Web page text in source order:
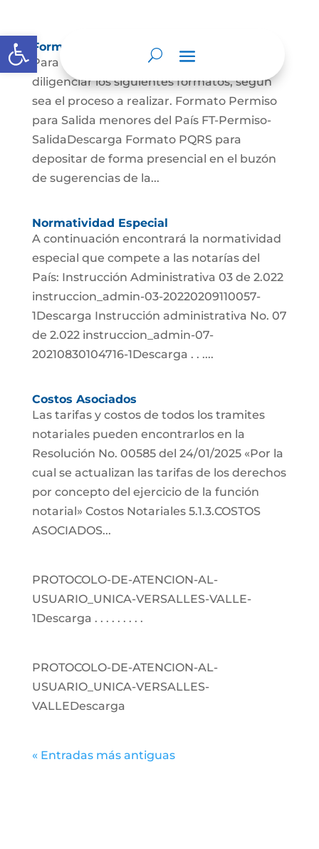
Abrir barra de herramientas
Formatos y/o Formularios Asociados
Para llevar a cabo sus trámites, por favor
diligenciar los siguientes formatos, según
sea el proceso a realizar. Formato Permiso
para Salida menores del País FT-Permiso-
SalidaDescarga Formato PQRS para
depositar de forma presencial en el buzón
de sugerencias de la...
Normatividad Especial
A continuación encontrará la normatividad
especial que compete a las notarías del
País: Instrucción Administrativa 03 de 2.022
instruccion_admin-03-20220209110057-
1Descarga Instrucción administrativa No. 07
de 2.022 instruccion_admin-07-
20210830104716-1Descarga . . ....
Costos Asociados
Las tarifas y costos de todos los tramites
notariales pueden encontrarlos en la
Resolución No. 00585 del 24/01/2025 «Por la
cual se actualizan las tarifas de los derechos
por concepto del ejercicio de la función
notarial» Costos Notariales 5.1.3.COSTOS
ASOCIADOS...
PROTOCOLO-DE-ATENCION-AL-
USUARIO_UNICA-VERSALLES-VALLE-
1Descarga . . . . . . . . .
PROTOCOLO-DE-ATENCION-AL-
USUARIO_UNICA-VERSALLES-
VALLEDescarga
« Entradas más antiguas